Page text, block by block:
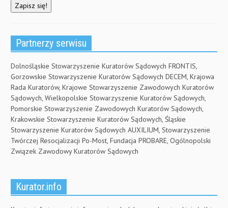
Partnerzy serwisu
Dolnośląskie Stowarzyszenie Kuratorów Sądowych FRONTIS,
Gorzowskie Stowarzyszenie Kuratorów Sądowych DECEM, Krajowa
Rada Kuratorów, Krajowe Stowarzyszenie Zawodowych Kuratorów
Sądowych, Wielkopolskie Stowarzyszenie Kuratorów Sądowych,
Pomorskie Stowarzyszenie Zawodowych Kuratorów Sądowych,
Krakowskie Stowarzyszenie Kuratorów Sądowych, Śląskie
Stowarzyszenie Kuratorów Sądowych AUXILIUM, Stowarzyszenie
Twórczej Resocjalizacji Po-Most, Fundacja PROBARE, Ogólnopolski
Związek Zawodowy Kuratorów Sądowych
Kurator.info